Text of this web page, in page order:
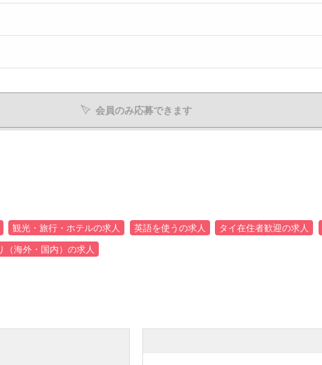
会員のみ応募できます
観光・旅行・ホテルの求人 英語を使うの求人 タイ在住者歓迎の求人
（海外・国内）の求人